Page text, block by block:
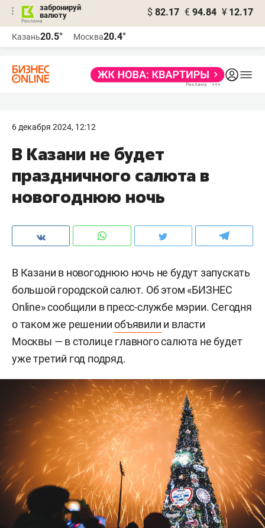
забронируй
валюту
$ 82.17 € 94.84 ¥ 12.17
Казань20.5° Москва20.4°
6 декабря 2024, 12:12
В Казани не будет
праздничного салюта в
новогоднюю ночь
В Казани в новогоднюю ночь не будут запускать
большой городской салют. Об этом «БИЗНЕС
Online» сообщили в пресс-службе мэрии. Сегодня
о таком же решенииобъявили и власти
Москвы — в столице главного салюта не будет
уже третий год подряд.